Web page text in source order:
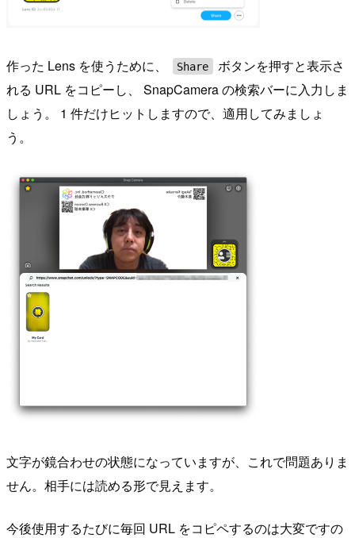
作った Lens を使うために、 Share
ボタンを押すと表示さ
れる URL をコピーし、 SnapCamera の検索バーに入力しま
しょう。 1 件だけヒットしますので、適用してみましょ
う。
文字が鏡合わせの状態になっていますが、これで問題ありま
せん。相手には読める形で見えます。
今後使用するたびに毎回 URL をコピペするのは大変ですの